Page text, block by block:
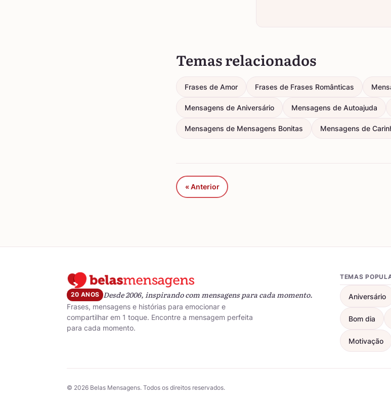
Temas relacionados
Frases de Amor Frases de Frases Românticas
Mensagens de Aniversário Mensagens de Autoajuda
Mensagens de Mensagens Bonitas Mensagens de
« Anterior
20 ANOS Desde 2006, inspirando com mensagens para cada momento.
Frases, mensagens e histórias para emocionar e
compartilhar em 1 toque. Encontre a mensagem perfeita
para cada momento.
TEMAS
Aniversário
Bom dia
Motivação
© 2026 Belas Mensagens. Todos os direitos reservados.